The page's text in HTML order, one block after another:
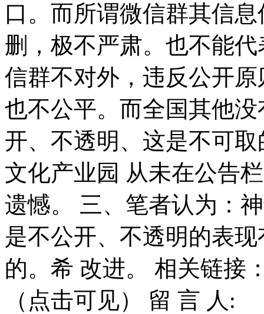
口。而所谓微信群其信
删，极不严肃。也不能
信群不对外，违反公开
也不公平。而全国其他
开、不透明、这是不
文化产业园 从未在公告
遗憾。 三、笔者认为：
是不公开、不透明的表
的。希 改进。 相关链接
（点击可见） 留 言 人